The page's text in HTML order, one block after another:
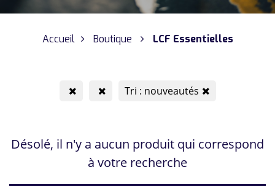
Accueil Boutique LCF Essentielles
Tri : nouveautés
Désolé, il n'y a aucun produit qui correspond
à votre recherche